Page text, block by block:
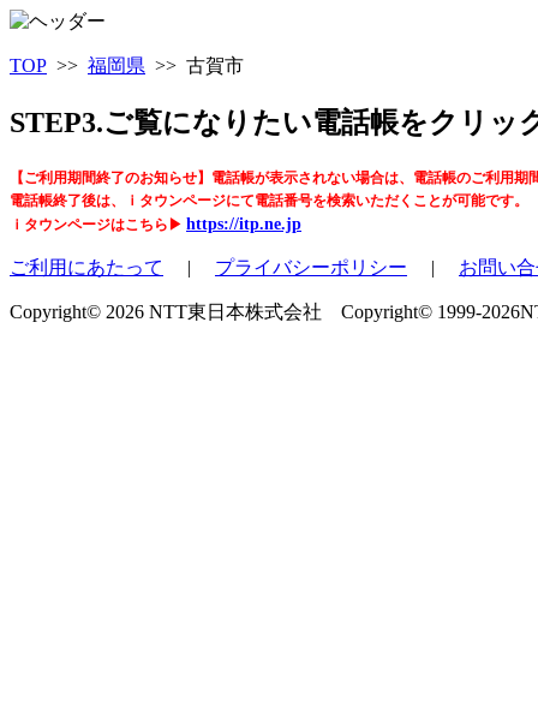
TOP >> 福岡県 >> 古賀市
STEP3.ご覧になりたい電話帳をクリッ
【ご利用期間終了のお知らせ】電話帳が表示されない場合は、電話帳のご利用期
電話帳終了後は、ｉタウンページにて電話番号を検索いただくことが可能です。
ｉタウンページはこちら▶ https://itp.ne.jp
ご利用にあたって | プライバシーポリシー | お問い
Copyright© 2026 NTT東日本株式会社 Copyright© 1999-